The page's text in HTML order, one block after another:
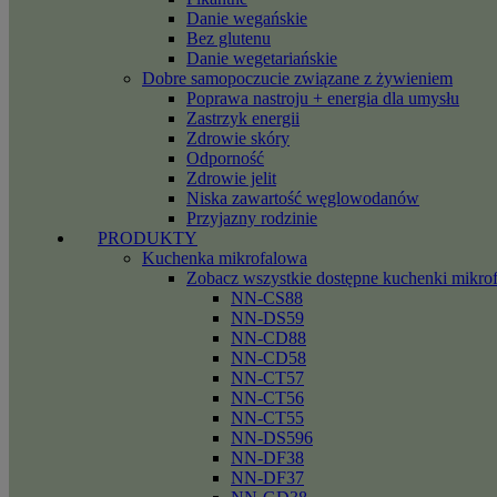
Danie wegańskie
Bez glutenu
Danie wegetariańskie
Dobre samopoczucie związane z żywieniem
Poprawa nastroju + energia dla umysłu
Zastrzyk energii
Zdrowie skóry
Odporność
Zdrowie jelit
Niska zawartość węglowodanów
Przyjazny rodzinie
PRODUKTY
Kuchenka mikrofalowa
Zobacz wszystkie dostępne kuchenki
NN-CS88
NN-DS59
NN-CD88
NN-CD58
NN-CT57
NN-CT56
NN-CT55
NN-DS596
NN-DF38
NN-DF37